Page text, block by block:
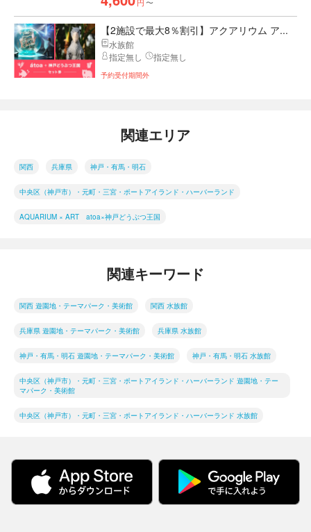
【2施設で最大8％割引】アクアリウム ア...
水族館
指定無し
指定無し
予約受付期間外
関連エリア
関西 兵庫県 神戸・有馬・明石
中央区（神戸市）・元町・三宮・ポートアイランド・ハーバーランド
AQUARIUM × ART atoa×神戸どうぶつ王国
関連キーワード
関西 遊園地・テーマパーク・美術館 関西 水族館
兵庫県 遊園地・テーマパーク・美術館 兵庫県 水族館
神戸・有馬・明石 遊園地・テーマパーク・美術館 神戸・有馬・明石 水族館
中央区（神戸市）・元町・三宮・ポートアイランド・ハーバーランド 遊園地・テー
マパーク・美術館
中央区（神戸市）・元町・三宮・ポートアイランド・ハーバーランド 水族館